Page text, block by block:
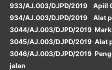
933/AJ.003/DJPD/2019 Apiil
934/AJ.003/DJPD/2019 Alat
3044/AJ.003/DJPD/2019
3045/AJ.003/DJPD/2019 Alat
3046/AJ.003/DJPD/2019
jalan